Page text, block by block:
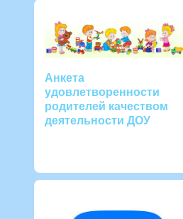
Анкета
удовлетворенности
родителей качеством
деятельности ДОУ